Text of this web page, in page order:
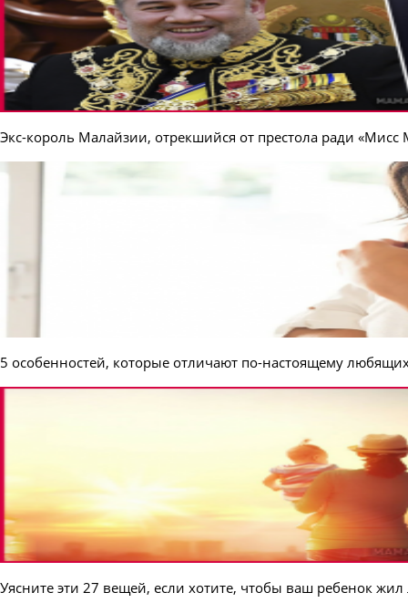
Экс-король Малайзии, отрекшийся от престола ради «Мисс
5 особенностей, которые отличают по-настоящему
Уясните эти 27 вещей, если хотите, чтобы ваш ребенок